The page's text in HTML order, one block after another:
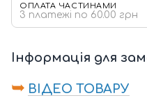
ОПЛАТА ЧАСТИНАМИ
3 платежі по 60.00 грн
Інформація для
➥ ВІДЕО ТОВАРУ